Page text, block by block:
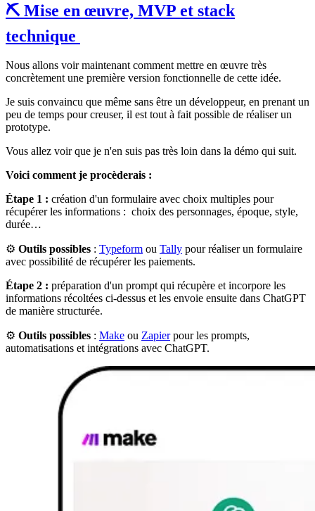
⛏️ Mise en œuvre, MVP et stack
technique
Nous allons voir maintenant comment mettre en œuvre très
concrètement une première version fonctionnelle de cette idée.
Je suis convaincu que même sans être un développeur, en prenant un
peu de temps pour creuser, il est tout à fait possible de réaliser un
prototype.
Vous allez voir que je n'en suis pas très loin dans la démo qui suit.
Voici comment je procèderais :
Étape 1 : création d'un formulaire avec choix multiples pour
récupérer les informations : choix des personnages, époque, style,
durée…
⚙️ Outils possibles : Typeform ou Tally pour réaliser un formulaire
avec possibilité de récupérer les paiements.
Étape 2 : préparation d'un prompt qui récupère et incorpore les
informations récoltées ci-dessus et les envoie ensuite dans ChatGPT
de manière structurée.
⚙️ Outils possibles : Make ou Zapierpour les prompts,
automatisations et intégrations avec ChatGPT.